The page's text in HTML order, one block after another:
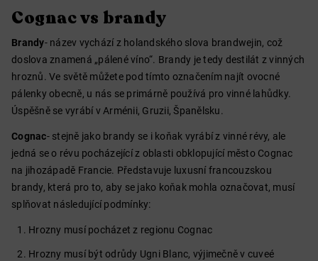
Cognac vs brandy
Brandy- název vychází z holandského slova brandwejin, což
doslova znamená „pálené víno“. Brandy je tedy destilát z vinných
hroznů. Ve světě můžete pod tímto označením najít ovocné
pálenky obecně, u nás se primárně používá pro vinné lahůdky.
Úspěšně se vyrábí v Arménii, Gruzii, Španělsku.
Cognac- stejně jako brandy se i koňak vyrábí z vinné révy, ale
jedná se o révu pocházející z oblasti obklopující město Cognac
na jihozápadě Francie. Představuje luxusní francouzskou
brandy, která pro to, aby se jako koňak mohla označovat, musí
splňovat následující podmínky:
Hrozny musí pocházet z regionu Cognac
Hrozny musí být odrůdy Ugni Blanc, výjimečně v cuveé